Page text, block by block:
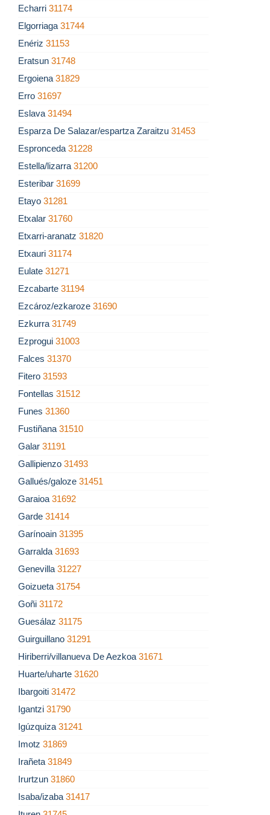
Echarri 31174
Elgorriaga 31744
Enériz 31153
Eratsun 31748
Ergoiena 31829
Erro 31697
Eslava 31494
Esparza De Salazar/espartza Zaraitzu 31453
Espronceda 31228
Estella/lizarra 31200
Esteribar 31699
Etayo 31281
Etxalar 31760
Etxarri-aranatz 31820
Etxauri 31174
Eulate 31271
Ezcabarte 31194
Ezcároz/ezkaroze 31690
Ezkurra 31749
Ezprogui 31003
Falces 31370
Fitero 31593
Fontellas 31512
Funes 31360
Fustiñana 31510
Galar 31191
Gallipienzo 31493
Gallués/galoze 31451
Garaioa 31692
Garde 31414
Garínoain 31395
Garralda 31693
Genevilla 31227
Goizueta 31754
Goñi 31172
Guesálaz 31175
Guirguillano 31291
Hiriberri/villanueva De Aezkoa 31671
Huarte/uharte 31620
Ibargoiti 31472
Igantzi 31790
Igúzquiza 31241
Imotz 31869
Irañeta 31849
Irurtzun 31860
Isaba/izaba 31417